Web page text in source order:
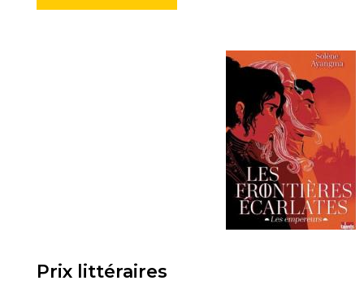
Prix littéraires